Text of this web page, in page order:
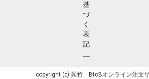
基
づ
く
表
記
copyright (c) 呉竹 BtoBオンライン注文